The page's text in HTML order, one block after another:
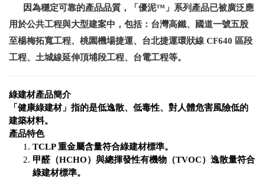
因為穩定可靠的產品品質，「優泥™ 」系列產品已被廣泛應
用於公共工程與大型建案中，包括：台灣高鐵、國道一號五股
至楊梅拓寬工程、桃園機場捷運、台北捷運環狀線 CF640 區段
工程、土城線延伸頂埔段工程、台電工程等。
綠建材產品簡介
「健康綠建材」指的是低逸散、低毒性、對人體危害風險低的
建築材料。
產品特色
TCLP重金屬含量符合綠建材標準。
甲醛（HCHO）與總揮發性有機物（TVOC）逸散量符合
綠建材標準。